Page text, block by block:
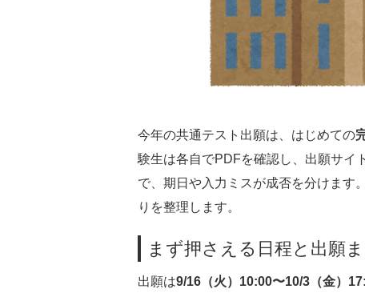
今年の共通テスト出願は、はじめての
験生は各自でPDFを確認し、出願サイ
で、期日や入力ミスが成否を分けます
りを整理します。
まず押さえる日程と出願
出願は9/16（火）10:00〜10/3（金）